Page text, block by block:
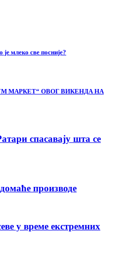
млеко све посније?
МАРКЕТ“ ОВОГ ВИКЕНДА НА
спасавају шта се
производе
у време екстремних